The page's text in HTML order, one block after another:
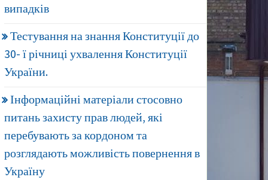
випадків
Тестування на знання Конституції до
30- ї річниці ухвалення Конституції
України.
Інформаційні матеріали стосовно
питань захисту прав людей, які
перебувають за кордоном та
розглядають можливість повернення в
Україну